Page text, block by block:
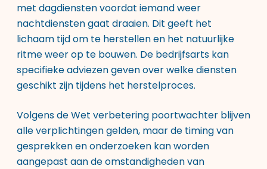
met dagdiensten voordat iemand weer
nachtdiensten gaat draaien. Dit geeft het
lichaam tijd om te herstellen en het natuurlijke
ritme weer op te bouwen. De bedrijfsarts kan
specifieke adviezen geven over welke diensten
geschikt zijn tijdens het herstelproces.
Volgens de Wet verbetering poortwachter blijven
alle verplichtingen gelden, maar de timing van
gesprekken en onderzoeken kan worden
aangepast aan de omstandigheden van